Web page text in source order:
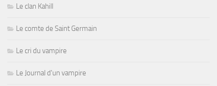
Le clan Kahill
Le comte de Saint Germain
Le cri du vampire
Le Journal d'un vampire